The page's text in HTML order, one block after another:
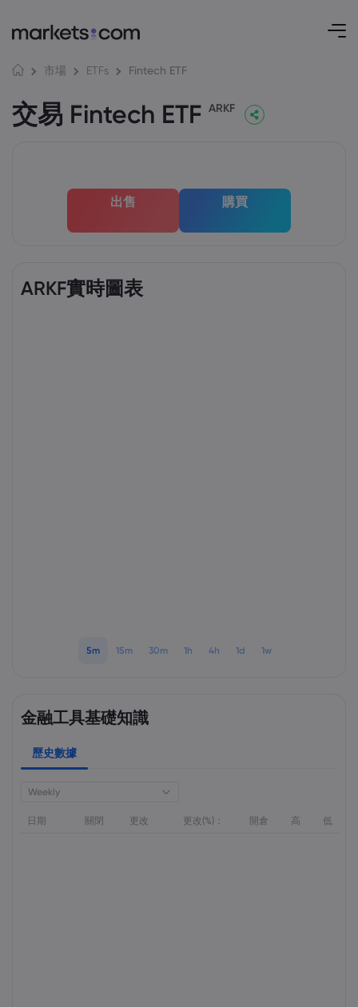
市場 ETFs Fintech ETF
交易 Fintech ETF ARKF
出售 購買
ARKF實時圖表
5m 15m 30m 1h 4h 1d 1w
金融工具基礎知識
歷史數據
Weekly
日期 關閉 更改 更改(%)： 開倉 高 低